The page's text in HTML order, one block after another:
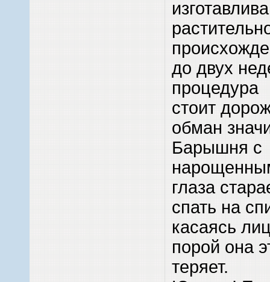
до двух
процедура
стоит
обман
Барышня с
глаза
спать на
касаясь
порой она
теряет.